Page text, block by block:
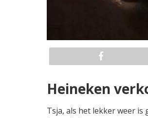
Heineken
Tsja, als het lekker weer is